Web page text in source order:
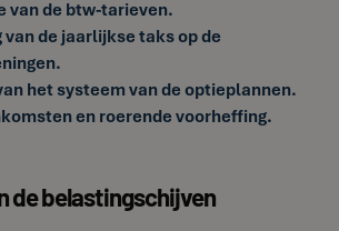
van de btw-tarieven.
van de jaarlijkse taks op de
het systeem van de optieplannen.
en roerende voorheffing.
de belastingschijven